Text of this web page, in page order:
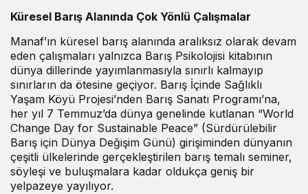
Küresel Barış Alanında Çok Yönlü Çalışmalar
Manaf’ın küresel barış alanında aralıksız olarak devam
eden çalışmaları yalnızca Barış Psikolojisi kitabının
dünya dillerinde yayımlanmasıyla sınırlı kalmayıp
sınırların da ötesine geçiyor. Barış İçinde Sağlıklı
Yaşam Köyü Projesi’nden Barış Sanatı Programı’na,
her yıl 7 Temmuz’da dünya genelinde kutlanan “World
Change Day for Sustainable Peace” (Sürdürülebilir
Barış için Dünya Değişim Günü) girişiminden dünyanın
çeşitli ülkelerinde gerçekleştirilen barış temalı seminer,
söyleşi ve buluşmalara kadar oldukça geniş bir
yelpazeye yayılıyor.